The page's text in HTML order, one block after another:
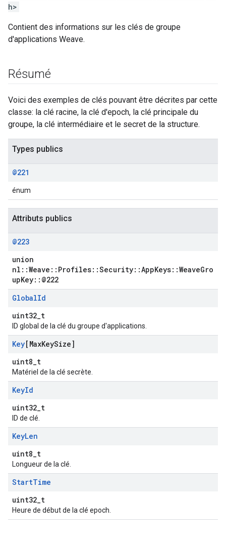
h>
Contient des informations sur les clés de groupe
d'applications Weave.
Résumé
Voici des exemples de clés pouvant être décrites par cette
classe: la clé racine, la clé d'epoch, la clé principale du
groupe, la clé intermédiaire et le secret de la structure.
Types publics
@221
énum
Attributs publics
@223
union
nl::Weave::Profiles::Security::AppKeys::WeaveGro
upKey::@222
GlobalId
uint32_t
ID global de la clé du groupe d'applications.
Key[MaxKeySize]
uint8_t
Matériel de la clé secrète.
KeyId
uint32_t
ID de clé.
KeyLen
uint8_t
Longueur de la clé.
StartTime
uint32_t
Heure de début de la clé epoch.